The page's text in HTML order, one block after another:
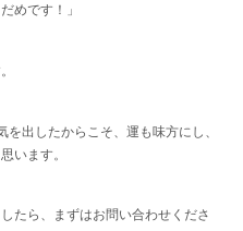
めです！」
出したからこそ、運も味方にし、
います。
たら、まずはお問い合わせくださ